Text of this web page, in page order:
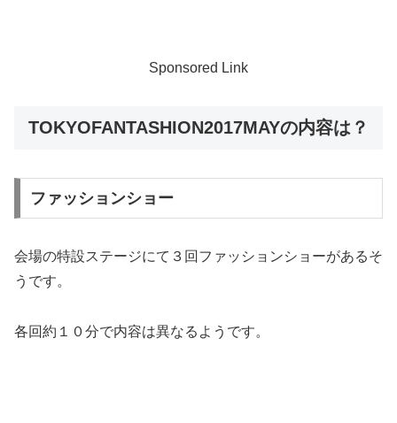
Sponsored Link
TOKYOFANTASHION2017MAYの内容は？
ファッションショー
会場の特設ステージにて３回ファッションショーがあるそ
うです。
各回約１０分で内容は異なるようです。